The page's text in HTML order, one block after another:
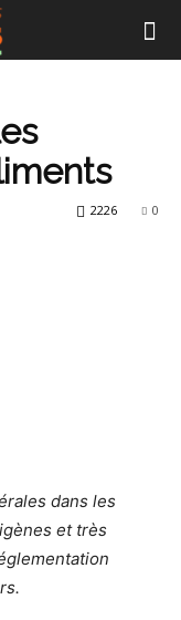
0
2226
dans les
et très